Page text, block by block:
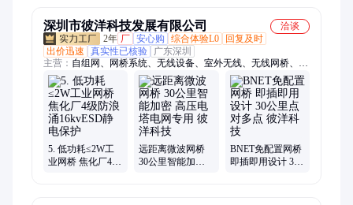
深圳市彼洋科技发展有限公司
洽谈
2年 厂 安心购 综合体验L0
回复及时
出价迅速
真实性已核验
广东深圳
主营： 自组网、网桥系统、无线设备、室外无线、无线网桥、传
输网桥、抗干扰监控、无线微波网桥、电网高压电塔、无线通讯
网桥、工业无线ap网桥、无线数据桥接器
5. 低功耗≤2W工
业网桥 焦化厂4级
远距离微波网桥
30公里智能加密
BNET免配置网桥
即插即用设计 30